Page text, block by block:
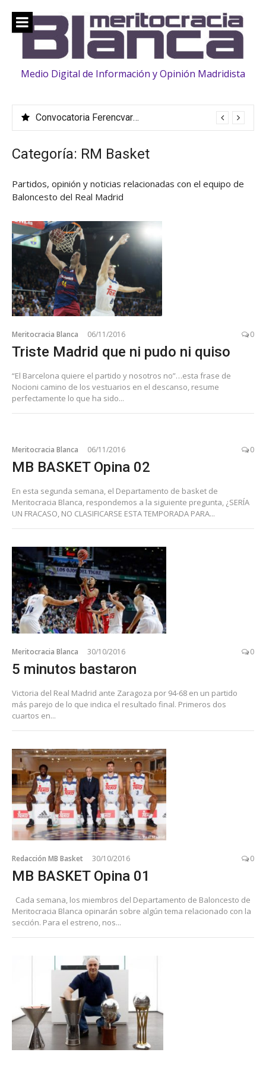
contenido
Medio Digital de Información y Opinión Madridista
Convocatoria Ferencvaros: La familia «crece» con la llegada de Vinicius, Bernardo Silva, Huijsen y Rüdiger
Categoría: RM Basket
Partidos, opinión y noticias relacionadas con el equipo de
Baloncesto del Real Madrid
Meritocracia Blanca 06/11/2016 0
Triste Madrid que ni pudo ni quiso
“El Barcelona quiere el partido y nosotros no”…esta frase de
Nocioni camino de los vestuarios en el descanso, resume
perfectamente lo que ha sido...
Meritocracia Blanca 06/11/2016 0
MB BASKET Opina 02
En esta segunda semana, el Departamento de basket de
Meritocracia Blanca, respondemos a la siguiente pregunta, ¿SERÍA
UN FRACASO, NO CLASIFICARSE ESTA TEMPORADA PARA...
Meritocracia Blanca 30/10/2016 0
5 minutos bastaron
Victoria del Real Madrid ante Zaragoza por 94-68 en un partido
más parejo de lo que indica el resultado final. Primeros dos
cuartos en...
Redacción MB Basket 30/10/2016 0
MB BASKET Opina 01
Cada semana, los miembros del Departamento de Baloncesto de
Meritocracia Blanca opinarán sobre algún tema relacionado con la
sección. Para el estreno, nos...